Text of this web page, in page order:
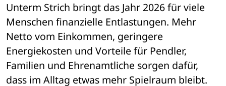
Unterm Strich bringt das Jahr 2026 für viele
Menschen finanzielle Entlastungen. Mehr
Netto vom Einkommen, geringere
Energiekosten und Vorteile für Pendler,
Familien und Ehrenamtliche sorgen dafür,
dass im Alltag etwas mehr Spielraum bleibt.